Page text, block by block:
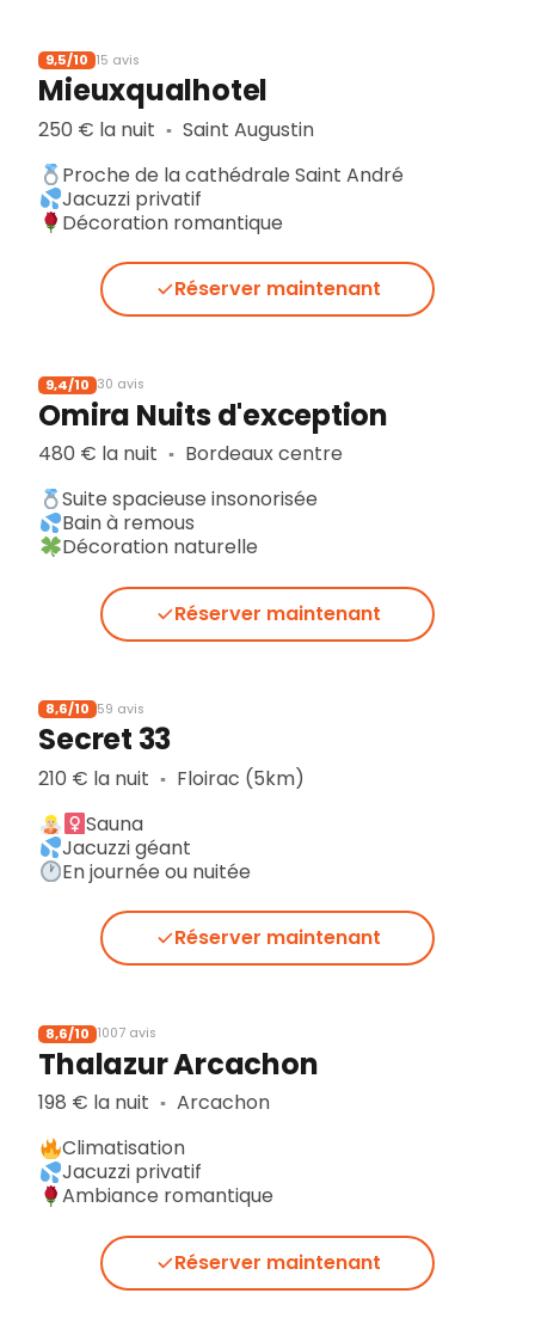
9,5/10 15 avis
Mieuxqualhotel
250 € la nuit ▪︎ Saint Augustin
Proche de la cathédrale Saint André
Jacuzzi privatif
Décoration romantique
Réserver maintenant
9,4/10 30 avis
Omira Nuits d'exception
480 € la nuit ▪︎ Bordeaux centre
Suite spacieuse insonorisée
Bain à remous
Décoration naturelle
Réserver maintenant
8,6/10 59 avis
Secret 33
210 € la nuit ▪︎ Floirac (5km)
Sauna
Jacuzzi géant
En journée ou nuitée
Réserver maintenant
8,6/10 1007 avis
Thalazur Arcachon
198 € la nuit ▪︎ Arcachon
Climatisation
Jacuzzi privatif
Ambiance romantique
Réserver maintenant